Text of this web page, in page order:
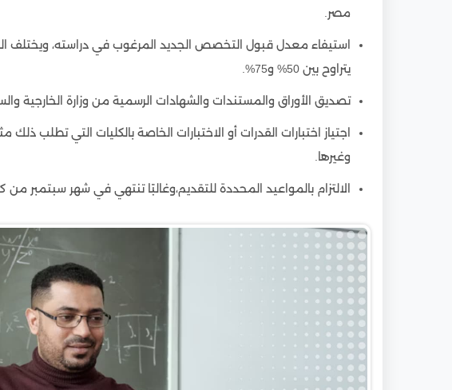
مصر.
استيفاء معدل قبول التخصص الجديد المرغوب في دراسته،
يتراوح بين 50% و75%.
تصديق الأوراق والمستندات والشهادات الرسمية من وزارة الخارجية
اجتياز اختبارات القدرات أو الاختبارات الخاصة بالكليات التي تطلب
وغيرها.
الالتزام بالمواعيد المحددة للتقديم،وغالبًا تنتهي في شهر سبتمبر من